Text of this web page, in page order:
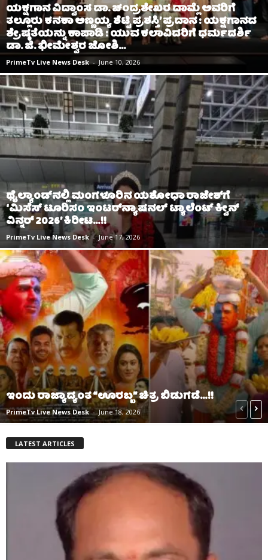
ಯಕ್ಷಗಾನ ವಿದ್ವಾಂಸ ಡಾ. ಚಂದ್ರಶೇಖರ ದಾಮ್ಲೆ ಅವರಿಗೆ
ತಲ್ಲೂರು ಕನಕಾ ಅಣ್ಣಯ್ಯ ಶೆಟ್ಟಿ ಪ್ರಶಸ್ತಿ’ ಪ್ರದಾನ : ಯಕ್ಷಗಾನದ
ಶ್ರೇಷ್ಠತೆಯನ್ನು ಕಾಪಾಡಿ : ಯುವ ಕಲಾವಿದರಿಗೆ ಧರ್ಮದರ್ಶಿ
ಡಾ. ಜಿ. ಭೀಮೇಶ್ವರ ಜೋಶಿ...
PrimeTv Live News Desk - June 10, 2026
ಥೈಲ್ಯಾಂಡ್‌ನಲ್ಲಿ ಮಂಗಳೂರಿನ ಯಶೋಧಾ ರಾಜೇಶ್‌ಗೆ
‘ಮಿಸೆಸ್ ಟೂರಿಸಂ ಇಂಟರ್‌ನ್ಯಾಷನಲ್ ಟ್ಯಾಲೆಂಟ್ ಕ್ವೀನ್
ವಿನ್ನರ್ 2026’ ಕಿರೀಟ…!!
PrimeTv Live News Desk - June 17, 2026
ಇಂದು ರಾಜ್ಯಾದ್ಯಂತ “ಊರಬ್ಬ” ಚಿತ್ರ ಬಿಡುಗಡೆ…!!
PrimeTv Live News Desk - June 18, 2026
LATEST ARTICLES